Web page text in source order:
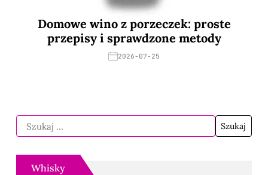
Domowe wino z porzeczek: proste
przepisy i sprawdzone metody
2026-07-25
Whisky